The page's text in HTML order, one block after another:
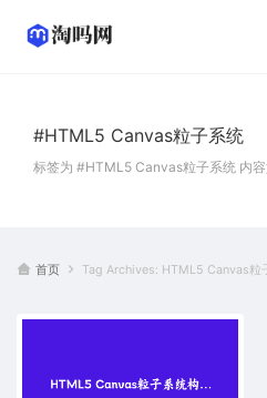
#HTML5 Canvas粒子系统
标签为 #HTML5 Canvas粒子系统 内容
首页 Tag Archives: HTML5 Canvas粒